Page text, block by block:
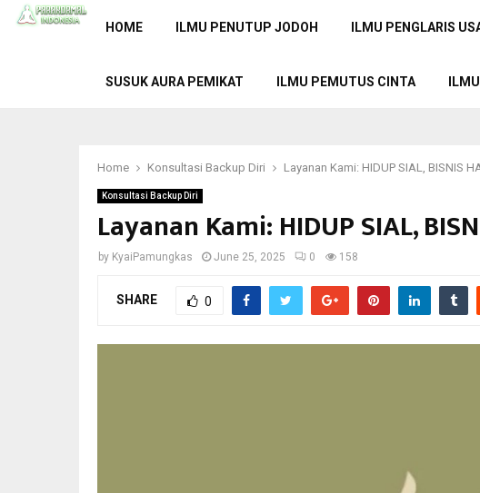
HOME ILMU PENUTUP JODOH ILMU PENGLARIS
SUSUK AURA PEMIKAT ILMU PEMUTUS CINTA
Home Konsultasi Backup Diri Layanan Kami: HIDUP SIAL, BISNIS
Konsultasi Backup Diri
Layanan Kami: HIDUP SIAL,
by KyaiPamungkas June 25, 2025 0 158
SHARE 0